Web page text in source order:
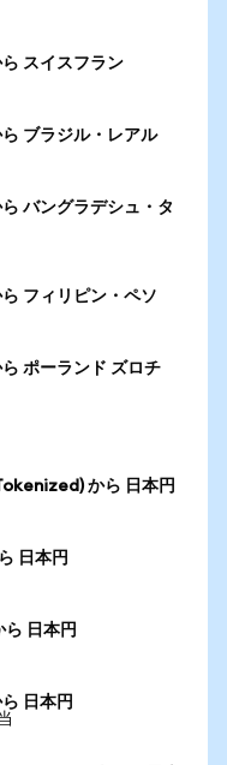
スイスフラン
ブラジル・レアル
バングラデシュ・タ
フィリピン・ペソ
ポーランド ズロチ
から 日本円
日本円
日本円
日本円